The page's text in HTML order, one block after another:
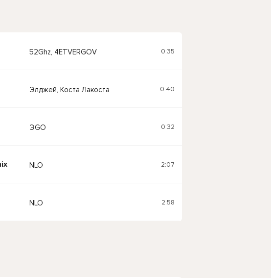
52Ghz, 4ETVERGOV 0:35
Элджей, Коста Лакоста 0:40
ЭGO 0:32
NLO 2:07
NLO 2:58